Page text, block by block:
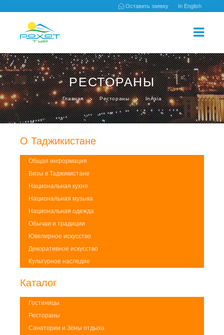
Оставить заявку In English
РЕСТОРАНЫ
Главная Рестораны InAsia
О Таджикистане
Общая информация
Визы в Таджикистане
Национальная кухня
Национальная музыка
Национальная одежда
Обычаи и традиции
Ювелирное искусство
Декоративное искусство
Культурное наследие
Каталог
Гостиницы
Рестораны
Санатории и Зоны отдыха